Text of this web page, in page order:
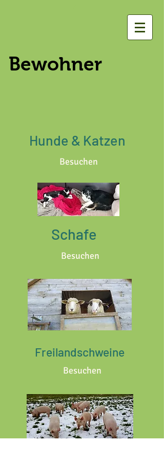
Bewohner
Hunde & Katzen
Besuchen
Schafe
Besuchen
Freilandschweine
Besuchen